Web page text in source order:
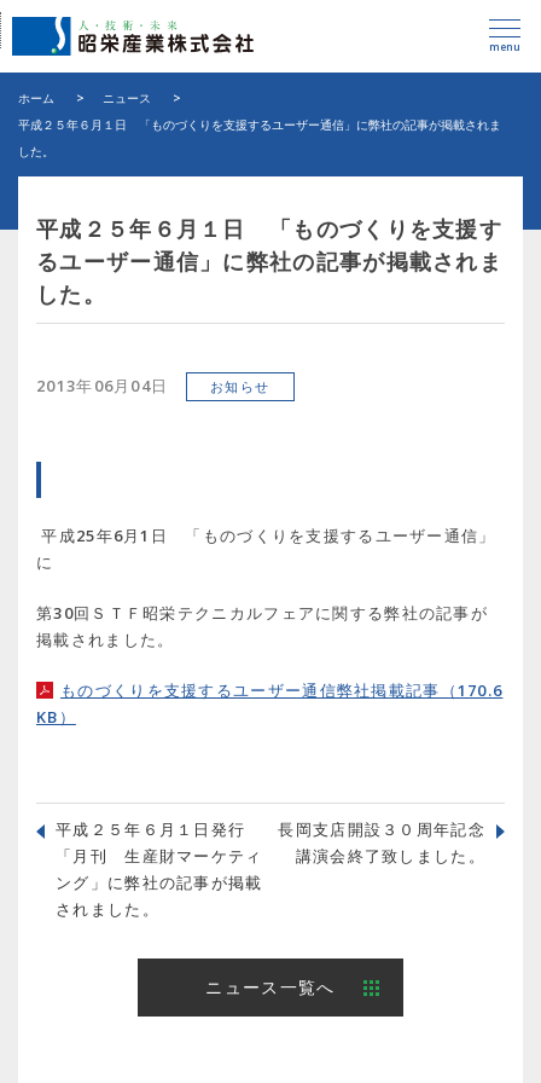
menu
ホーム > ニュース
>
平成２５年６月１日 「ものづくりを支援するユーザー通信」に弊社の記事が掲載されま
した。
平成２５年６月１日 「ものづくりを支援す
るユーザー通信」に弊社の記事が掲載されま
した。
2013年06月04日 お知らせ
平成25年6月1日 「ものづくりを支援するユーザー通信」
に
第30回ＳＴＦ昭栄テクニカルフェアに関する弊社の記事が
掲載されました。
ものづくりを支援するユーザー通信弊社掲載記事（170.6
KB）
平成２５年６月１日発行
「月刊 生産財マーケティ
ング」に弊社の記事が掲載
されました。
長岡支店開設３０周年記念
講演会終了致しました。
ニュース一覧へ